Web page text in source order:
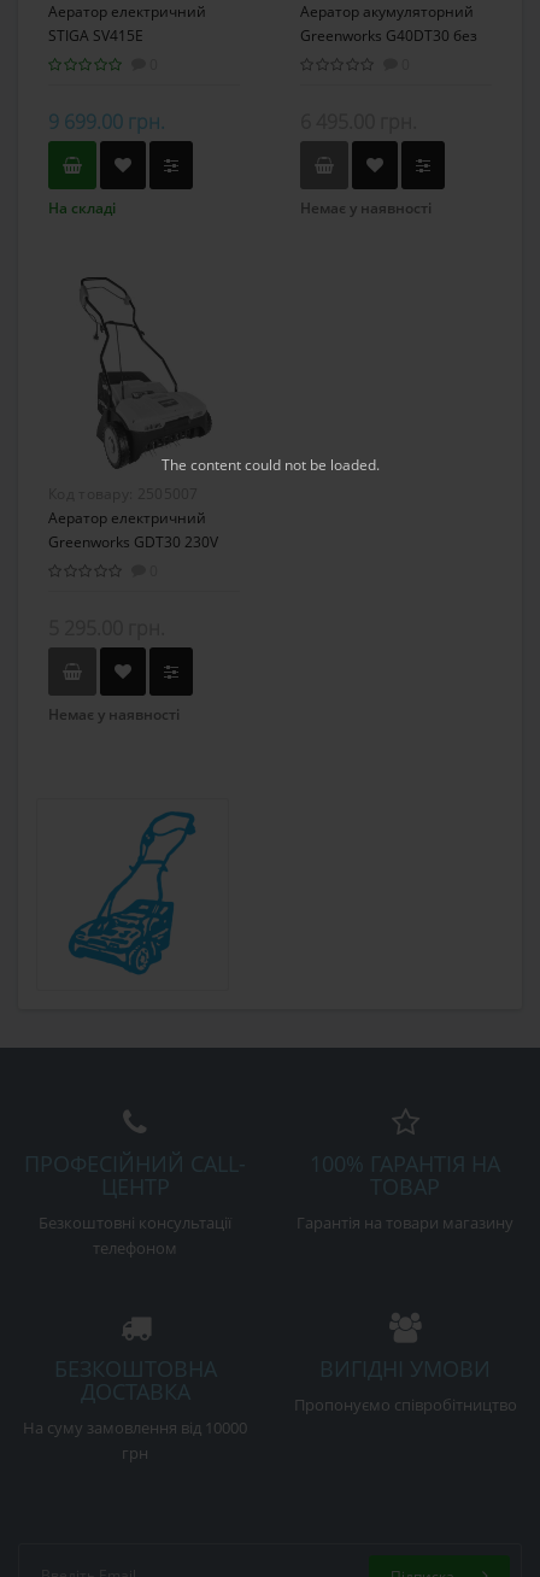
The contentcould not be loaded.
Аератор електричний
STIGA SV415E
9 699.00 грн.
На складі
Аератор акумуляторний
Greenworks G40DT30 без
АКБ та ЗП
Немає у наявності
Аератор електричний
Greenworks GDT30 230V
Немає у наявності
ПРОФЕСІЙНИЙ CALL-
ЦЕНТР
Безкоштовні консультації
телефоном
100% ГАРАНТІЯ НА
ТОВАР
Гарантія на товари магазину
БЕЗКОШТОВНА
ДОСТАВКА
На суму замовлення від 10000
грн
ВИГІДНІ УМОВИ
Пропонуємо співробітництво